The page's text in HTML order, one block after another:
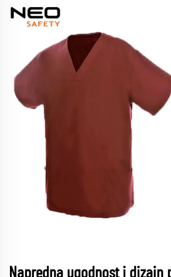
Napredna ugodnost i dizajn